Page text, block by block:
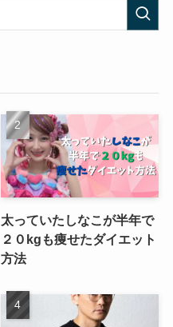
太っていたしなこが半年で
２０kgも痩せたダイエット
方法